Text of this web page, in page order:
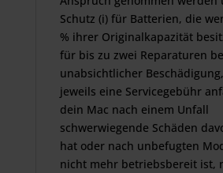
Schutz (i) für Batterien, die
% ihrer Originalkapazität
für bis zu zwei Reparaturen
unabsichtlicher
jeweils eine Servicegebühr
dein Mac nach einem Unfall
schwerwiegende Schäden
hat oder nach unbefugten
nicht mehr betriebsbereit ist,